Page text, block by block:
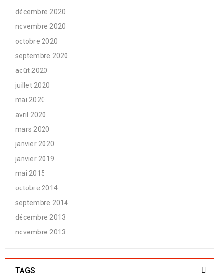
décembre 2020
novembre 2020
octobre 2020
septembre 2020
août 2020
juillet 2020
mai 2020
avril 2020
mars 2020
janvier 2020
janvier 2019
mai 2015
octobre 2014
septembre 2014
décembre 2013
novembre 2013
TAGS